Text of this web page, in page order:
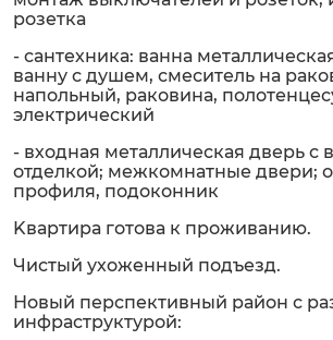
розетка
- сантехника: ванна
ванну с душем, смеситель на
напольный, раковина,
электрический
- входная металлическая дверь с
отделкой; межкомнатные двери;
профиля, подоконник
Kвартира готова к проживанию.
Чистый ухоженный подъезд.
Новый перспективный район с
инфраструктурой: